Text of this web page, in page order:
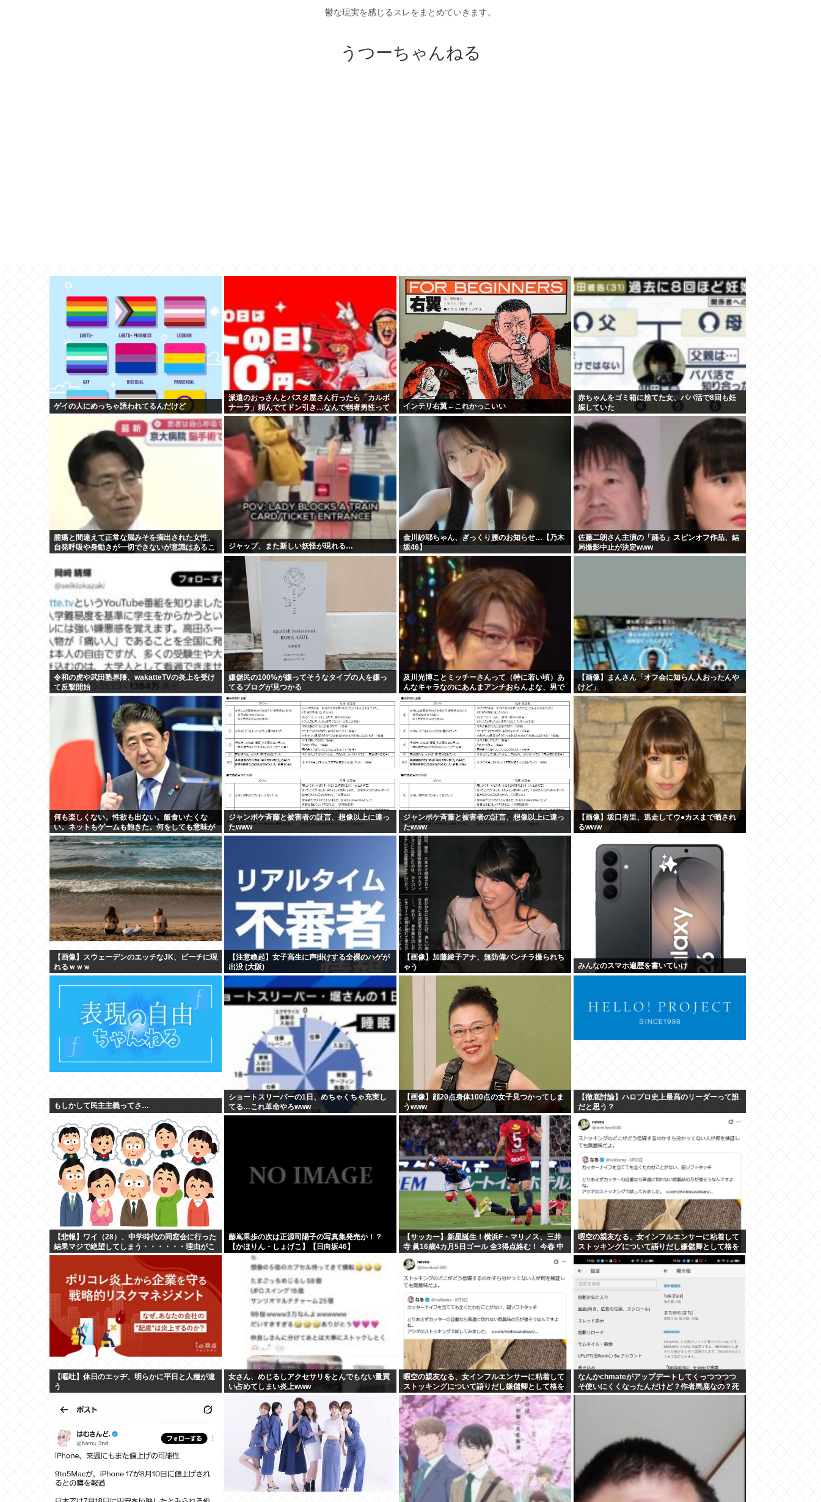
鬱な現実を感じるスレをまとめていきます。
うつーちゃんねる
ゲイの人にめっちゃ誘われてるんだけど
派遣のおっさんとパスタ屋さん行ったら「カルボ
ナーラ」頼んでてドン引き…なんで弱者男性って
いつも同じのしか食べないの？
インテリ右翼←これかっこいい
赤ちゃんをゴミ箱に捨てた女、パパ活で8回も妊
娠していた
腫瘍と間違えて正常な脳みそを摘出された女性、
自発呼吸や身動きが一切できないが意識はあるこ
ジャップ、また新しい妖怪が現れる…
金川紗耶ちゃん、ぎっくり腰のお知らせ…【乃木
坂46】
佐藤二朗さん主演の「踊る」スピンオフ作品、結
局撮影中止が決定www
令和の虎や武田塾界隈、wakatteTVの炎上を受け
て反撃開始
嫌儲民の100%が嫌ってそうなタイプの人を嫌っ
てるブログが見つかる
及川光博ことミッチーさんって（特に若い頃）あ
んなキャラなのにあんまアンチおらんよな、男で
も
【画像】まんさん「オフ会に知らん人おったんや
けど」
何も楽しくない。性欲も出ない。飯食いたくな
い。ネットもゲームも飽きた。何をしても意味が
無い。安倍晋三
ジャンポケ斉藤と被害者の証言、想像以上に違っ
たwww
ジャンポケ斉藤と被害者の証言、想像以上に違っ
たwww
【画像】坂口杏里、逃走してウ●カスまで晒され
るwww
【画像】スウェーデンのエッチなJK、ビーチに現
れるｗｗｗ
【注意喚起】女子高生に声掛けする全裸のハゲが
出没 (大阪)
【画像】加藤綾子アナ、無防備パンチラ撮られち
ゃう
みんなのスマホ遍歴を書いていけ
もしかして民主主義ってさ…
ショートスリーパーの1日、めちゃくちゃ充実し
てる…これ革命やろwww
【画像】顔20点身体100点の女子見つかってしま
うwww
【徹底討論】ハロプロ史上最高のリーダーって誰
だと思う？
【悲報】ワイ（28）、中学時代の同窓会に行った
結果マジで絶望してしまう・・・・・・理由がこ
ちら・・・・・・
藤嶌果歩の次は正源司陽子の写真集発売か！？
【かほりん・しょげこ】【日向坂46】
【サッカー】新星誕生！横浜F・マリノス、三井
寺 眞16歳4カ月5日ゴール 全3得点絡む！ 今春 中
暇空の親友なる、女インフルエンサーに粘着して
ストッキングについて語りだし嫌儲卿として格を
見せつける
【嘔吐】休日のエッヂ、明らかに平日と人種が違
う
女さん、めじるしアクセサリをとんでもない量買
い占めてしまい炎上www
暇空の親友なる、女インフルエンサーに粘着して
ストッキングについて語りだし嫌儲卿として格を
見せつける
なんかchmateがアップデートしてくっつつつつ
そ使いにくくなったんだけど？作者馬鹿なの？死
ぬの？